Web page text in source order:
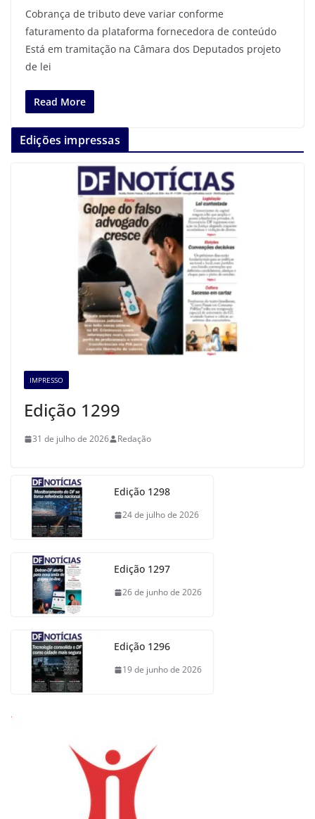
Cobrança de tributo deve variar conforme
faturamento da plataforma fornecedora de conteúdo
Está em tramitação na Câmara dos Deputados projeto
de lei
Read More
Edições impressas
IMPRESSO
Edição 1299
31 de julho de 2026 Redação
Edição 1298
24 de julho de 2026
Edição 1297
26 de junho de 2026
Edição 1296
19 de junho de 2026